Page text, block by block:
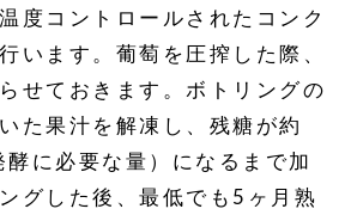
度コントロールされたコンク
います。葡萄を圧搾した際、
せておきます。ボトリングの
た果汁を解凍し、残糖が約
に必要な量）になるまで加
グした後、最低でも5ヶ月熟